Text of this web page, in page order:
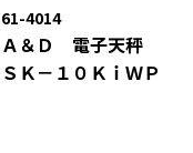
61-4014
Ａ＆Ｄ 電子天秤
ＳＫ－１０ＫｉＷＰ